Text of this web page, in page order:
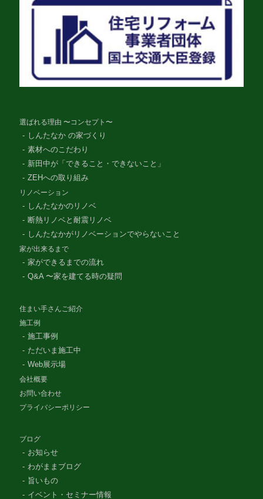
選ばれる理由 〜コンセプト〜
しんたなか の家づくり
素材へのこだわり
新田中が「できること・できないこと」
ZEHへの取り組み
リノベーション
しんたなかのリノベ
断熱リノベと耐震リノベ
しんたなかがリノベーションでやらないこと
家が出来るまで
家ができるまでの流れ
Q&A 〜家を建てる時の疑問
住まい手さんご紹介
施工例
施工事例
ただいま施工中
Web展示場
会社概要
お問い合わせ
プライバシーポリシー
ブログ
お知らせ
わがままブログ
旨いもの
イベント・セミナー情報